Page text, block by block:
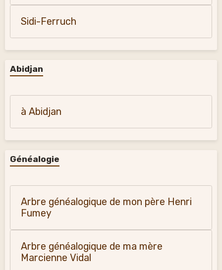
Sidi-Ferruch
Abidjan
à Abidjan
Généalogie
Arbre généalogique de mon père Henri
Fumey
Arbre généalogique de ma mère
Marcienne Vidal